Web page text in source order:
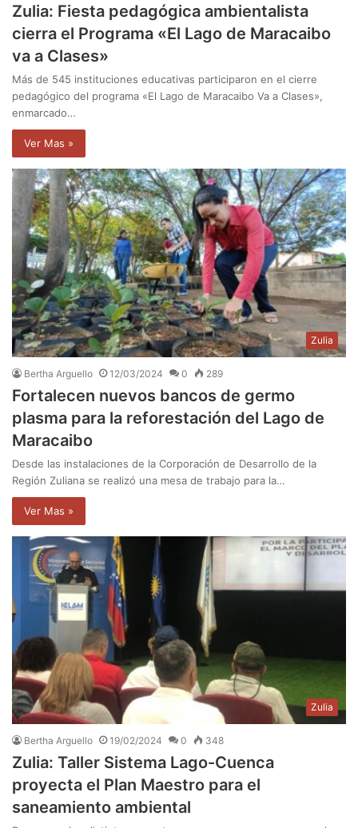
Zulia: Fiesta pedagógica ambientalista
cierra el Programa «El Lago de Maracaibo
va a Clases»
Más de 545 instituciones educativas participaron en el cierre
pedagógico del programa «El Lago de Maracaibo Va a Clases»,
enmarcado…
Ver Mas »
Zulia
Bertha Arguello 12/03/2024 0 289
Fortalecen nuevos bancos de germo
plasma para la reforestación del Lago de
Maracaibo
Desde las instalaciones de la Corporación de Desarrollo de la
Región Zuliana se realizó una mesa de trabajo para la…
Ver Mas »
Zulia
Bertha Arguello 19/02/2024 0 348
Zulia: Taller Sistema Lago-Cuenca
proyecta el Plan Maestro para el
saneamiento ambiental